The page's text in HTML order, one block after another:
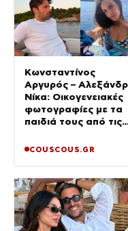
Κωνσταντίνος
Αργυρός –
Νίκα: Οικογενειακές
φωτογραφίες με τα
παιδιά τους από τις
σκάφος
COUSCOUS.GR